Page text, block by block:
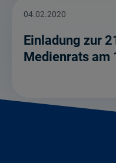
04.02.2020
Einladung zur
Medienrats am